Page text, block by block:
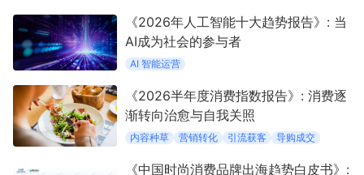
《2026年人工智能十大趋势报告》: 当
AI成为社会的参与者
AI 智能运营
《2026半年度消费指数报告》: 消费逐
渐转向治愈与自我关照
内容种草 营销转化 引流获客 导购成交
《中国时尚消费品牌出海趋势白皮书》: